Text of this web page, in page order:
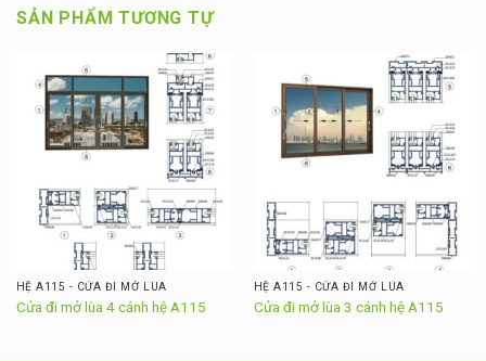
SẢN PHẨM TƯƠNG TỰ
HỆ A115 - CỬA ĐI MỞ LÙA
Cửa đi mở lùa 4 cánh hệ A115
HỆ A115 - CỬA ĐI MỞ LÙA
Cửa đi mở lùa 3 cánh hệ A115